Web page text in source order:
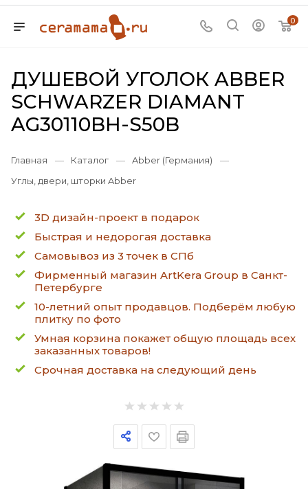
0
ДУШЕВОЙ УГОЛОК ABBER
SCHWARZER DIAMANT
AG30110BH-S50B
Главная — Каталог — Abber (Германия)
—
Углы, двери, шторки Abber
3D дизайн-проект в подарок
Быстрая и недорогая доставка
Самовывоз из 3 точек в СПб
Фирменный магазин ArtKera Group в Санкт-
Петербурге
10-летний опыт продавцов. Подберём любую
плитку по фото
Умная корзина покажет общую площадь всех
заказанных товаров!
Срочная доставка на следующий день